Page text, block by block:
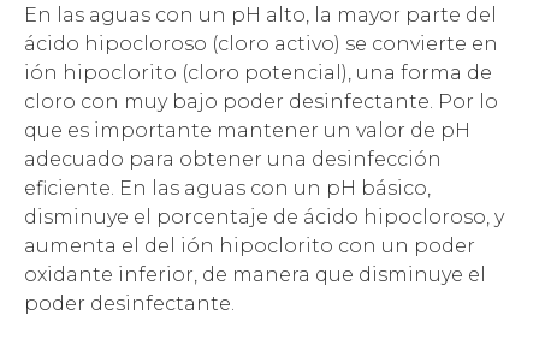
En las aguas con un pH alto, la mayor parte del
ácido hipocloroso (cloro activo) se convierte en
ión hipoclorito (cloro potencial), una forma de
cloro con muy bajo poder desinfectante. Por lo
que es importante mantener un valor de pH
adecuado para obtener una desinfección
eficiente. En las aguas con un pH básico,
disminuye el porcentaje de ácido hipocloroso, y
aumenta el del ión hipoclorito con un poder
oxidante inferior, de manera que disminuye el
poder desinfectante.